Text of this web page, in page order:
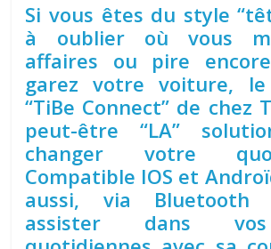
Si vous êtes du style
à oublier où vous
affaires ou pire
garez votre voiture,
“TiBe Connect” de chez
peut-être “LA”
changer votre
Compatible IOS et
aussi, via Bluetooth
assister dans